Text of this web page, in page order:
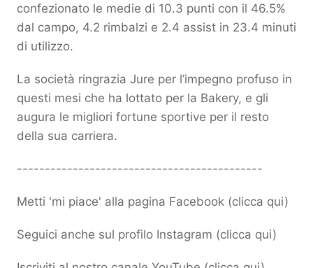
confezionato le medie di 10.3 punti con il 46.5%
dal campo, 4.2 rimbalzi e 2.4 assist in 23.4 minuti
di utilizzo.
La società ringrazia Jure per l’impegno profuso in
questi mesi che ha lottato per la Bakery, e gli
augura le migliori fortune sportive per il resto
della sua carriera.
--------------------------------------------
Metti 'mi piace' alla pagina Facebook (clicca qui)
Seguici anche sul profilo Instagram (clicca qui)